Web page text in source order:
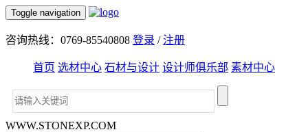
Toggle navigation
咨询热线：0769-85540808 登录 /注册
首页 选材中心 石材与设计 设计师俱乐部 素材中心
WWW.STONEXP.COM